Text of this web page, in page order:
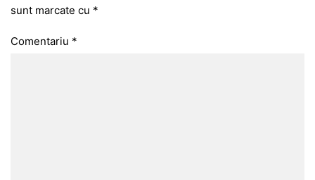
sunt marcate cu *
Comentariu *